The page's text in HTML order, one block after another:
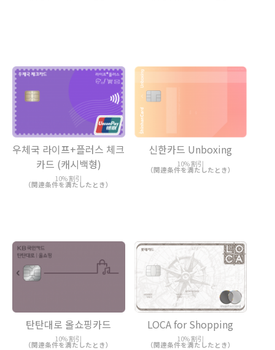
우체국 라이프+플러스 체크
카드 (캐시백형)
10% 割引
（関連条件を満たしたとき）
신한카드 Unboxing
10% 割引
（関連条件を満たしたとき）
탄탄대로 올쇼핑카드
10% 割引
（関連条件を満たしたとき）
LOCA for Shopping
10% 割引
（関連条件を満たしたとき）